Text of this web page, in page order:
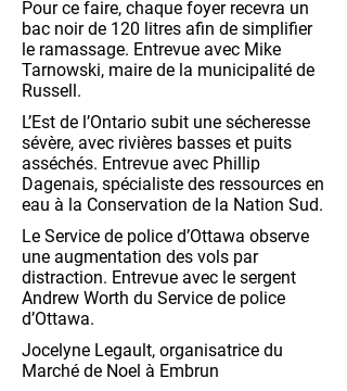
Pour ce faire, chaque foyer recevra un
bac noir de 120 litres afin de simplifier
le ramassage. Entrevue avec Mike
Tarnowski, maire de la municipalité de
Russell.
L’Est de l’Ontario subit une sécheresse
sévère, avec rivières basses et puits
asséchés. Entrevue avec Phillip
Dagenais, spécialiste des ressources en
eau à la Conservation de la Nation Sud.
Le Service de police d’Ottawa observe
une augmentation des vols par
distraction. Entrevue avec le sergent
Andrew Worth du Service de police
d’Ottawa.
Jocelyne Legault, organisatrice du
Marché de Noel à Embrun